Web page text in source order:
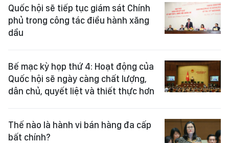
Quốc hội sẽ tiếp tục giám sát Chính
phủ trong công tác điều hành xăng
dầu
Bế mạc kỳ họp thứ 4: Hoạt động của
Quốc hội sẽ ngày càng chất lượng,
dân chủ, quyết liệt và thiết thực hơn
Thế nào là hành vi bán hàng đa cấp
bất chính?